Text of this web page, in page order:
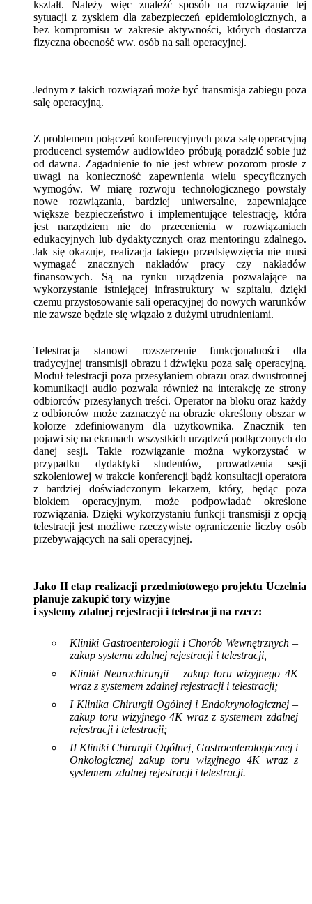
kształt. Należy więc znaleźć sposób na rozwiązanie tej
sytuacji z zyskiem dla zabezpieczeń epidemiologicznych, a
bez kompromisu w zakresie aktywności, których dostarcza
fizyczna obecność ww. osób na sali operacyjnej.
Jednym z takich rozwiązań może być transmisja zabiegu poza
salę operacyjną.
Z problemem połączeń konferencyjnych poza salę operacyjną
producenci systemów audiowideo próbują poradzić sobie już
od dawna. Zagadnienie to nie jest wbrew pozorom proste z
uwagi na konieczność zapewnienia wielu specyficznych
wymogów. W miarę rozwoju technologicznego powstały
nowe rozwiązania, bardziej uniwersalne, zapewniające
większe bezpieczeństwo i implementujące telestrację, która
jest narzędziem nie do przecenienia w rozwiązaniach
edukacyjnych lub dydaktycznych oraz mentoringu zdalnego.
Jak się okazuje, realizacja takiego przedsięwzięcia nie musi
wymagać znacznych nakładów pracy czy nakładów
finansowych. Są na rynku urządzenia pozwalające na
wykorzystanie istniejącej infrastruktury w szpitalu, dzięki
czemu przystosowanie sali operacyjnej do nowych warunków
nie zawsze będzie się wiązało z dużymi utrudnieniami.
Telestracja stanowi rozszerzenie funkcjonalności dla
tradycyjnej transmisji obrazu i dźwięku poza salę operacyjną.
Moduł telestracji poza przesyłaniem obrazu oraz dwustronnej
komunikacji audio pozwala również na interakcję ze strony
odbiorców przesyłanych treści. Operator na bloku oraz każdy
z odbiorców może zaznaczyć na obrazie określony obszar w
kolorze zdefiniowanym dla użytkownika. Znacznik ten
pojawi się na ekranach wszystkich urządzeń podłączonych do
danej sesji. Takie rozwiązanie można wykorzystać w
przypadku dydaktyki studentów, prowadzenia sesji
szkoleniowej w trakcie konferencji bądź konsultacji operatora
z bardziej doświadczonym lekarzem, który, będąc poza
blokiem operacyjnym, może podpowiadać określone
rozwiązania. Dzięki wykorzystaniu funkcji transmisji z opcją
telestracji jest możliwe rzeczywiste ograniczenie liczby osób
przebywających na sali operacyjnej.
Jako II etap realizacji przedmiotowego projektu Uczelnia
planuje zakupić tory wizyjne
i systemy zdalnej rejestracji i telestracji na rzecz:
Kliniki Gastroenterologii i Chorób Wewnętrznych –
zakup systemu zdalnej rejestracji i telestracji,
Kliniki Neurochirurgii – zakup toru wizyjnego 4K
wraz z systemem zdalnej rejestracji i telestracji;
I Klinika Chirurgii Ogólnej i Endokrynologicznej –
zakup toru wizyjnego 4K wraz z systemem zdalnej
rejestracji i telestracji;
II Kliniki Chirurgii Ogólnej, Gastroenterologicznej i
Onkologicznej zakup toru wizyjnego 4K wraz z
systemem zdalnej rejestracji i telestracji.